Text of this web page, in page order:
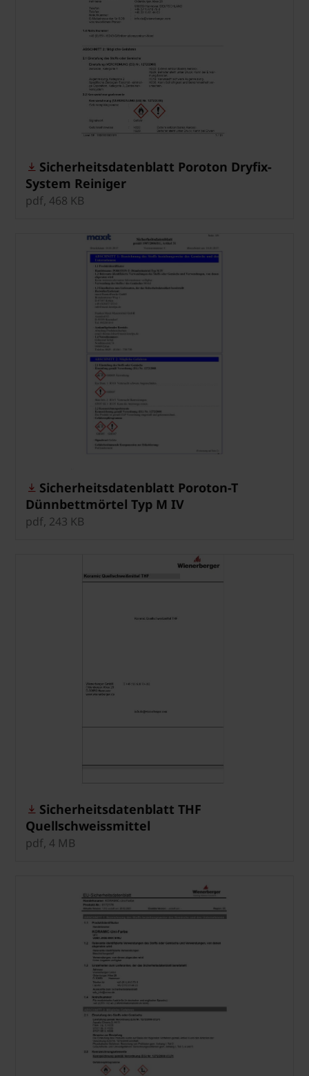
Sicherheitsdatenblatt Poroton Dryfix-
System Reiniger
pdf, 468 KB
Sicherheitsdatenblatt Poroton-T
Dünnbettmörtel Typ M IV
pdf, 243 KB
Sicherheitsdatenblatt THF
Quellschweissmittel
pdf, 4 MB